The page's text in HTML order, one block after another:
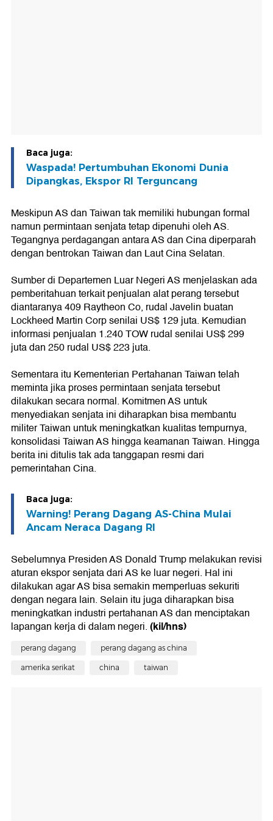
Baca juga:
Waspada! Pertumbuhan Ekonomi Dunia
Dipangkas, Ekspor RI Terguncang
Meskipun AS dan Taiwan tak memiliki hubungan formal
namun permintaan senjata tetap dipenuhi oleh AS.
Tegangnya perdagangan antara AS dan Cina diperparah
dengan bentrokan Taiwan dan Laut Cina Selatan.
Sumber di Departemen Luar Negeri AS menjelaskan ada
pemberitahuan terkait penjualan alat perang tersebut
diantaranya 409 Raytheon Co, rudal Javelin buatan
Lockheed Martin Corp senilai US$ 129 juta. Kemudian
informasi penjualan 1.240 TOW rudal senilai US$ 299
juta dan 250 rudal US$ 223 juta.
Sementara itu Kementerian Pertahanan Taiwan telah
meminta jika proses permintaan senjata tersebut
dilakukan secara normal. Komitmen AS untuk
menyediakan senjata ini diharapkan bisa membantu
militer Taiwan untuk meningkatkan kualitas tempurnya,
konsolidasi Taiwan AS hingga keamanan Taiwan. Hingga
berita ini ditulis tak ada tanggapan resmi dari
pemerintahan Cina.
Baca juga:
Warning! Perang Dagang AS-China Mulai
Ancam Neraca Dagang RI
Sebelumnya Presiden AS Donald Trump melakukan revisi
aturan ekspor senjata dari AS ke luar negeri. Hal ini
dilakukan agar AS bisa semakin memperluas sekuriti
dengan negara lain. Selain itu juga diharapkan bisa
meningkatkan industri pertahanan AS dan menciptakan
lapangan kerja di dalam negeri.(kil/hns)
perang dagang perang dagang as china
amerika serikat china taiwan